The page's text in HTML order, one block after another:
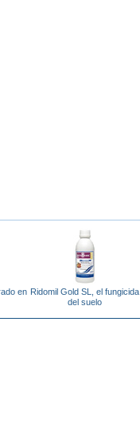
en Ridomil Gold SL, el fungicida
del suelo